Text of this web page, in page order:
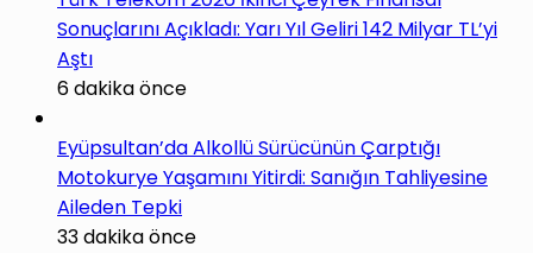
Sonuçlarını Açıkladı: Yarı Yıl Geliri 142 Milyar TL’yi
Aştı
6 dakika önce
Eyüpsultan’da Alkollü Sürücünün Çarptığı
Motokurye Yaşamını Yitirdi: Sanığın Tahliyesine
Aileden Tepki
33 dakika önce